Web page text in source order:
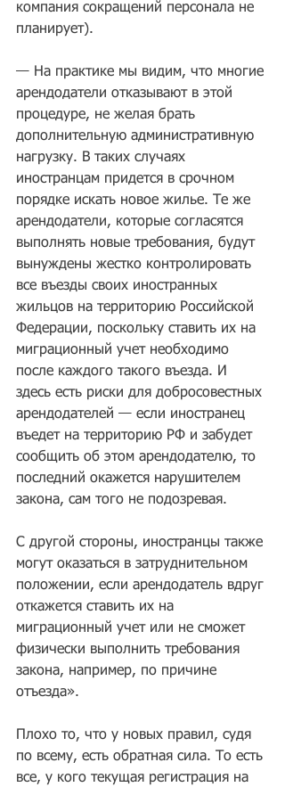
компания сокращений персонала не
планирует).
— На практике мы видим, что многие
арендодатели отказывают в этой
процедуре, не желая брать
дополнительную административную
нагрузку. В таких случаях
иностранцам придется в срочном
порядке искать новое жилье. Те же
арендодатели, которые согласятся
выполнять новые требования, будут
вынуждены жестко контролировать
все въезды своих иностранных
жильцов на территорию Российской
Федерации, поскольку ставить их на
миграционный учет необходимо
после каждого такого въезда. И
здесь есть риски для добросовестных
арендодателей — если иностранец
въедет на территорию РФ и забудет
сообщить об этом арендодателю, то
последний окажется нарушителем
закона, сам того не подозревая.
С другой стороны, иностранцы также
могут оказаться в затруднительном
положении, если арендодатель вдруг
откажется ставить их на
миграционный учет или не сможет
физически выполнить требования
закона, например, по причине
отъезда».
Плохо то, что у новых правил, судя
по всему, есть обратная сила. То есть
все, у кого текущая регистрация на